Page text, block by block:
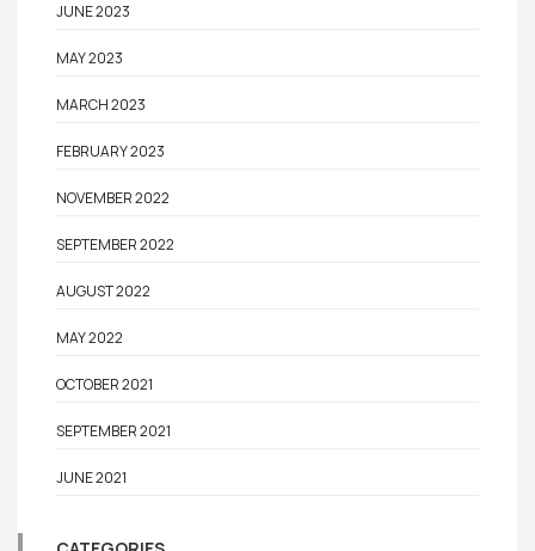
JUNE 2023
MAY 2023
MARCH 2023
FEBRUARY 2023
NOVEMBER 2022
SEPTEMBER 2022
AUGUST 2022
MAY 2022
OCTOBER 2021
SEPTEMBER 2021
JUNE 2021